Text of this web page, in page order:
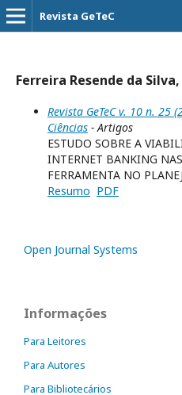
Revista GeTeC
Ferreira Resende da
Revista GeTeC v. 10 n. 25
Ciências - Artigos
ESTUDO SOBRE A
INTERNET BANKING
FERRAMENTA NO
Resumo PDF
Open Journal Systems
Informações
Para Leitores
Para Autores
Para Bibliotecários